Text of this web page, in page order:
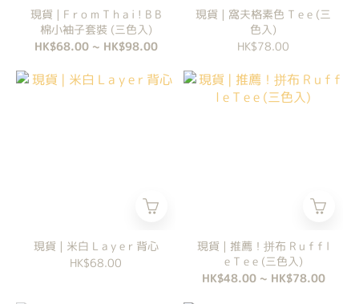
現貨 | F r o m T h a i ! B B
棉小袖子套裝 (三色入)
HK$68.00 ~ HK$98.00
現貨 | 窩夫格素色 T e e (三
色入)
HK$78.00
現貨 | 米白 L a y e r 背心
HK$68.00
現貨 | 推薦！拼布 R u f f l
e T e e (三色入)
HK$48.00 ~ HK$78.00